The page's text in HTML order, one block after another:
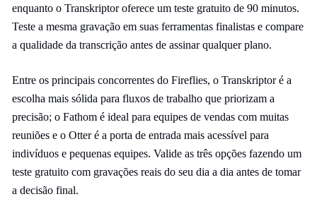
enquanto o Transkriptor oferece um teste gratuito de 90 minutos.
Teste a mesma gravação em suas ferramentas finalistas e compare
a qualidade da transcrição antes de assinar qualquer plano.
Entre os principais concorrentes do Fireflies, o Transkriptor é a
escolha mais sólida para fluxos de trabalho que priorizam a
precisão; o Fathom é ideal para equipes de vendas com muitas
reuniões e o Otter é a porta de entrada mais acessível para
indivíduos e pequenas equipes. Valide as três opções fazendo um
teste gratuito com gravações reais do seu dia a dia antes de tomar
a decisão final.